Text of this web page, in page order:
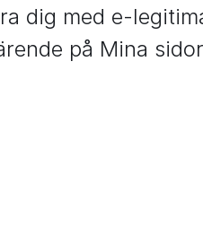
dig med e-
på Mina